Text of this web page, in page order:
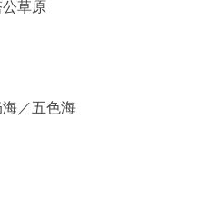
草原
／五色海